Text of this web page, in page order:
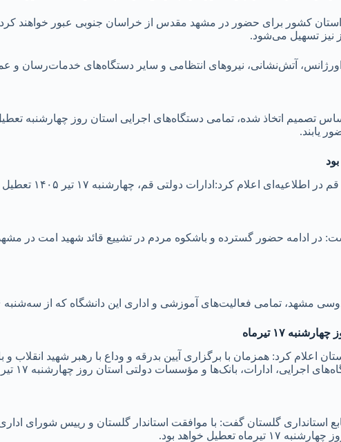
موهبتی با اشاره به اینکه زائران بیش از ۹ استان کشور برای حضور در مشهد مقدس از خراسان
نیز تسهیل می‌شود.
آتش‌نشانی، نیرو‌های انتظامی و سایر دستگاه‌های خدمات‌رسان و
تصمیم اتخاذ شده، تمامی دستگاه‌های اجرایی استان روز چهارشنبه
یابند.
کرد:ادارات دولتی قم، چهارشنبه ۱۷ تیر ۱۴۰۵ تعطیل محدود خواهند بود.
در ادامه حضور گسترده و باشکوه مردم در تشییع قائد شهید امت در
آموزشی و اداری این دانشگاه که از سه‌شنبه ۱۶ تیرماه تعطیل شده بود تا پنجشنبه ۱۸ تیرماه نیز ادامه خواهد داشت.
۱۷ تیرماه
اعلام کرد: همزمان با برگزاری آیین بدرقه و وداع با رهبر شهید
ادارات، بانک‌ها و مؤسسات دولتی استان روز چهارشنبه ۱۷ تیرماه تعطیل خواهند بود.
استانداری گلستان گفت: با موافقت استاندار گلستان و رییس شورای
خواهد بود.